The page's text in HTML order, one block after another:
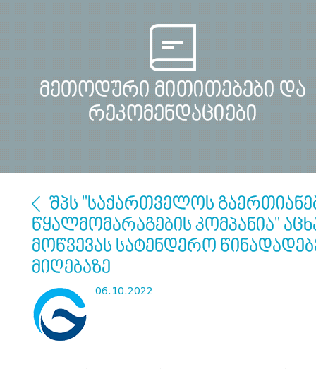
მეთოდური მითითებები და
რეკომენდაციები
შპს "საქართველოს
წყალმომარაგების კომპანია"
მოწვევას სატენდერო
მიღებაზე
06.10.2022